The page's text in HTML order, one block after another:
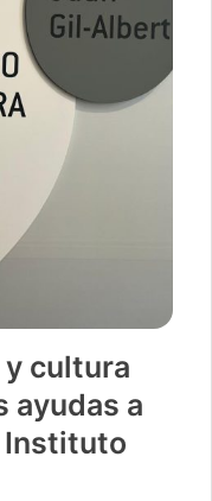
cultura
ayudas a
Instituto